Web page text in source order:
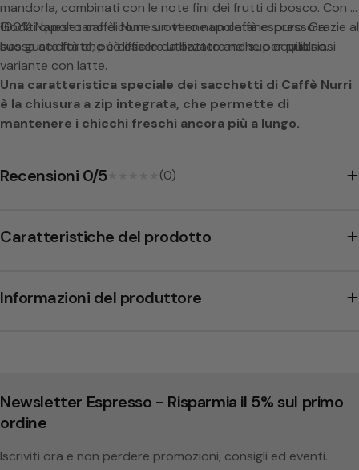
mandorla, combinati con le note fini dei frutti di bosco. Con il
100% Napoletano di Nurri si ottiene un caffè espresso a
bassa acidità che è difficile da battere nel suo equilibrio.
Goditi questo caffè come un vero napoletano: puro. Grazie al
suo gusto forte, può essere utilizzato anche per qualsiasi
variante con latte.
Una caratteristica speciale dei sacchetti di Caffè Nurri
è la chiusura a zip integrata, che permette di
mantenere i chicchi freschi ancora più a lungo.
Recensioni 0/5 (0)
Caratteristiche del prodotto
Informazioni del produttore
Newsletter Espresso - Risparmia il 5% sul primo
ordine
Iscriviti ora e non perdere promozioni, consigli ed eventi.